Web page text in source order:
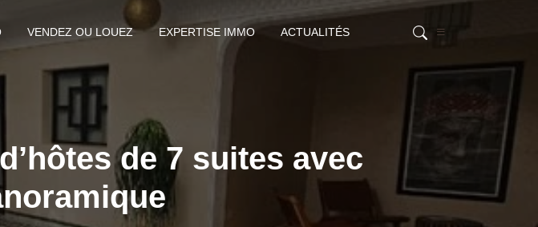
VENDEZ OU LOUEZ EXPERTISE IMMO ACTUALITÉS
de 7 suites avec